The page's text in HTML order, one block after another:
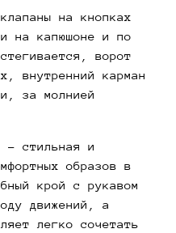
на кнопках
на капюшоне и по
ворот
внутренний карман
за молнией
- стильная и
образов в
крой с рукавом
движений, а
легко сочетать